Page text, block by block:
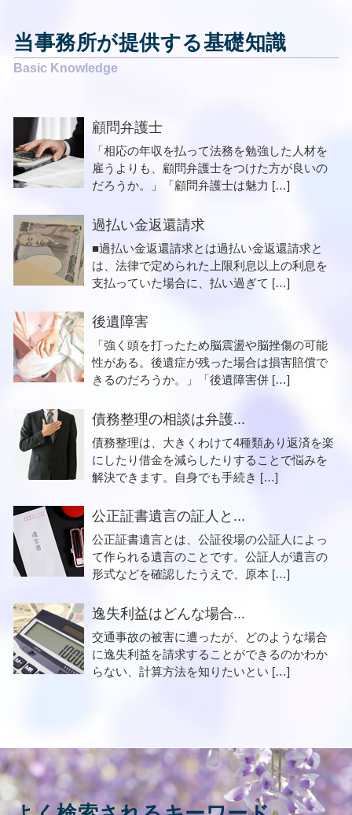
当事務所が提供する基礎知識
顧問弁護士
「相応の年収を払って法務を勉強した人材を
雇うよりも、顧問弁護士をつけた方が良いの
だろうか。」「顧問弁護士は魅力 […]
過払い金返還請求
■過払い金返還請求とは過払い金返還請求と
は、法律で定められた上限利息以上の利息を
支払っていた場合に、払い過ぎて […]
後遺障害
「強く頭を打ったため脳震盪や脳挫傷の可能
性がある。後遺症が残った場合は損害賠償で
きるのだろうか。」「後遺障害併 […]
債務整理の相談は弁護...
債務整理は、大きくわけて4種類あり返済を楽
にしたり借金を減らしたりすることで悩みを
解決できます。自身でも手続き […]
公正証書遺言の証人と...
公正証書遺言とは、公証役場の公証人によっ
て作られる遺言のことです。公証人が遺言の
形式などを確認したうえで、原本 […]
逸失利益はどんな場合...
交通事故の被害に遭ったが、どのような場合
に逸失利益を請求することができるのかわか
らない、計算方法を知りたいとい […]